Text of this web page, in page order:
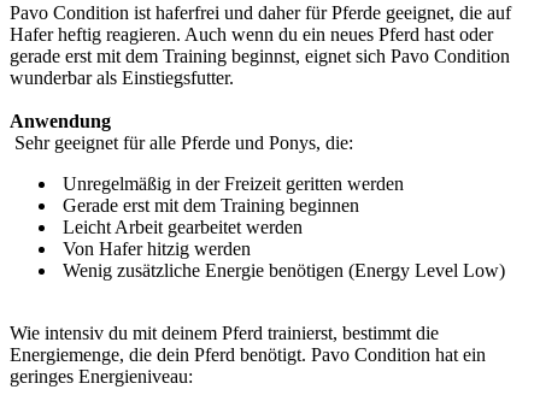
Pavo Condition ist haferfrei und daher für Pferde geeignet, die auf
Hafer heftig reagieren. Auch wenn du ein neues Pferd hast oder
gerade erst mit dem Training beginnst, eignet sich Pavo Condition
wunderbar als Einstiegsfutter.
Anwendung
Sehr geeignet für alle Pferde und Ponys, die:
Unregelmäßig in der Freizeit geritten werden
Gerade erst mit dem Training beginnen
Leicht Arbeit gearbeitet werden
Von Hafer hitzig werden
Wenig zusätzliche Energie benötigen (Energy Level Low)
Wie intensiv du mit deinem Pferd trainierst, bestimmt die
Energiemenge, die dein Pferd benötigt. Pavo Condition hat ein
geringes Energieniveau: